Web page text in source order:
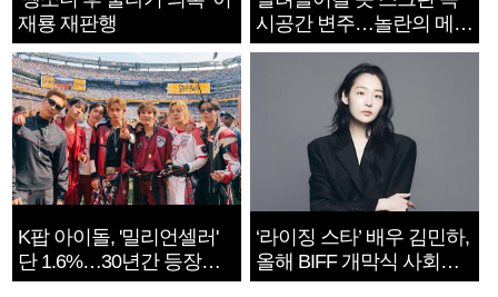
재룡 재판행
시공간 변주…놀란의 메시
지는 ‘전쟁 속죄’
K팝 아이돌, '밀리언셀러'
단 1.6%…30년간 등장
1182개팀 전수조사
‘라이징 스타’ 배우 김민하,
올해 BIFF 개막식 사회자
확정